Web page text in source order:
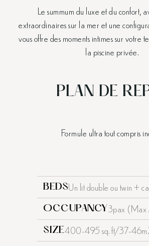
Le summum du luxe et du confort,
extraordinaires sur la mer et une
vous offre des moments intimes sur votre
la piscine privée.
PLAN DE
Formule ultra tout compris
BEDSUn lit double ou twin +
OCCUPANCY3pax (Max
SIZE400-495 sq. ft/37-